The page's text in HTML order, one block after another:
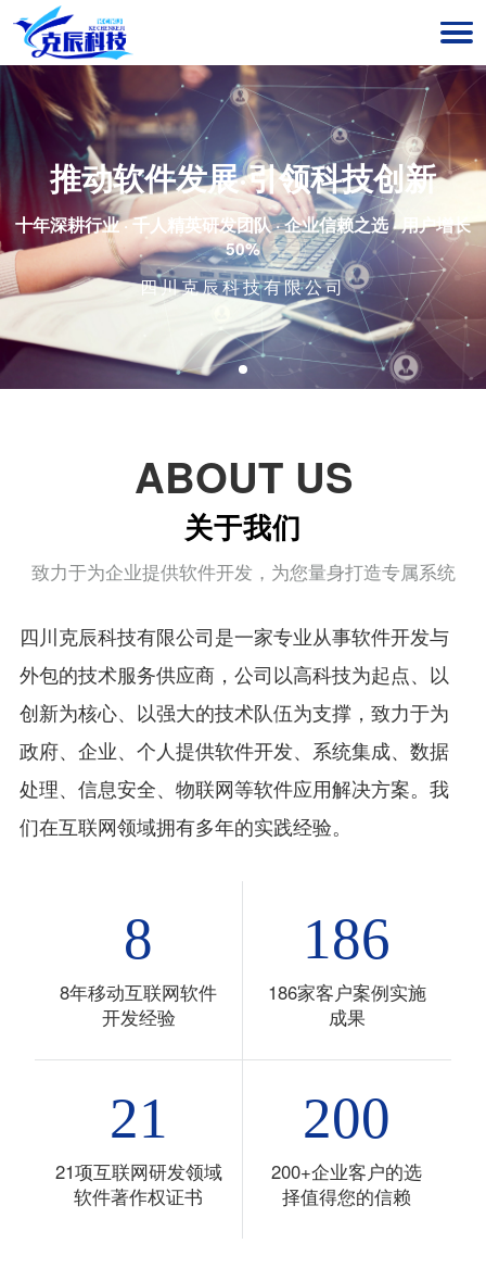
推动软件发展·引领科技创新
十年深耕行业 · 千人精英研发团队 · 企业信赖之选 · 用户增长
50%
四川克辰科技有限公司
ABOUT US
关于我们
致力于为企业提供软件开发，为您量身打造专属系统
四川克辰科技有限公司是一家专业从事软件开发与
外包的技术服务供应商，公司以高科技为起点、以
创新为核心、以强大的技术队伍为支撑，致力于为
政府、企业、个人提供软件开发、系统集成、数据
处理、信息安全、物联网等软件应用解决方案。我
们在互联网领域拥有多年的实践经验。
8
8年移动互联网软件
开发经验
186
186家客户案例实施
成果
21
21项互联网研发领域
软件著作权证书
200
200+企业客户的选
择值得您的信赖